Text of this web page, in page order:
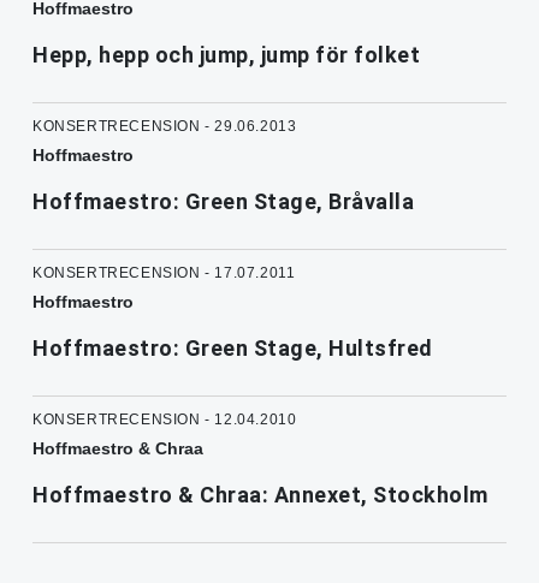
Hoffmaestro
Hepp, hepp och jump, jump för folket
KONSERTRECENSION - 29.06.2013
Hoffmaestro
Hoffmaestro: Green Stage, Bråvalla
KONSERTRECENSION - 17.07.2011
Hoffmaestro
Hoffmaestro: Green Stage, Hultsfred
KONSERTRECENSION - 12.04.2010
Hoffmaestro & Chraa
Hoffmaestro & Chraa: Annexet, Stockholm